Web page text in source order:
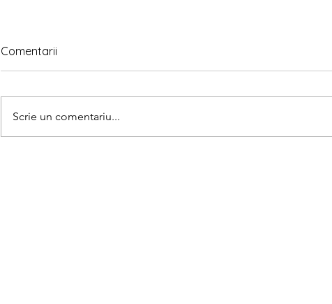
Matematica
Comentarii
Scrie un comentariu...